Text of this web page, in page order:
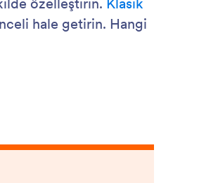
hale getirin. Hangi